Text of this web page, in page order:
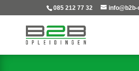
085 212 77 32 info@b2b-